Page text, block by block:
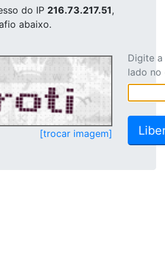
do IP 216.73.217.51,
abaixo.
[trocar imagem]
Digite
lado no